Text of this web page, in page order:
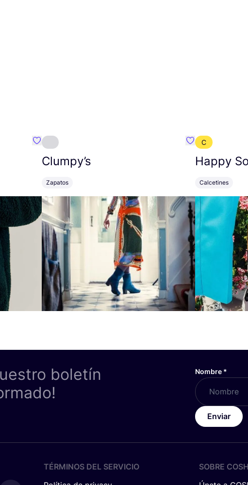
Favoritos {nombre}
Clumpy’s
Zapatos
Favoritos
C
Happy
Calcetines
boletín
Nombre *
Enviar
TÉRMINOS DEL SERVICIO
SOBRE COSH